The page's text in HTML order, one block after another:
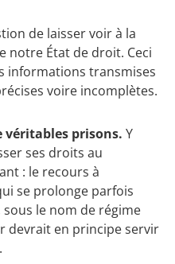
de laisser voir à la
notre État de droit. Ceci
informations transmises
voire incomplètes.
véritables prisons. Y
ses droits au
: le recours à
se prolonge parfois
le nom de régime
devrait en principe servir